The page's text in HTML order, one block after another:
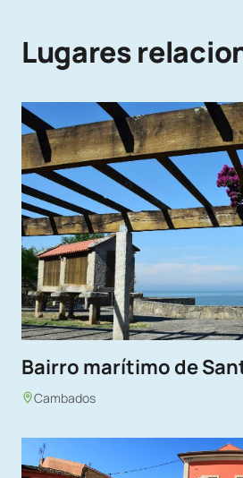
Lugares
Bairro marítimo de
Cambados